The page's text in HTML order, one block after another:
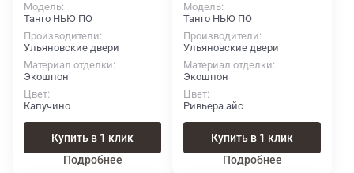
Модель
Танго НЬЮ ПО
Производители
Ульяновские двери
Материал отделки
Экошпон
Цвет
Капучино
Купить в 1 клик
Подробнее
Модель
Танго НЬЮ ПО
Производители
Ульяновские двери
Материал отделки
Экошпон
Цвет
Ривьера айс
Купить в 1 клик
Подробнее